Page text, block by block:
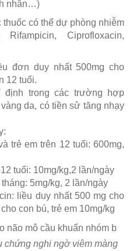
nhân…)
có thể dự phòng nhiễm
Ciprofloxacin,
đơn duy nhất 500mg cho
12 tuổi.
định trong các trường hợp
da, có tiền sử tăng nhạy
trẻ em trên 12 tuổi: 600mg,
tuổi: 10mg/kg,2 lần/ngày
5mg/kg, 2 lần/ngày
liều duy nhất 500 mg cho
con bú, trẻ em 10mg/kg
chứng nghi ngờ viêm màng